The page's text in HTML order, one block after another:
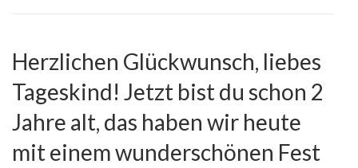
Herzlichen Glückwunsch, liebes
Tageskind! Jetzt bist du schon 2
Jahre alt, das haben wir heute
mit einem wunderschönen Fest